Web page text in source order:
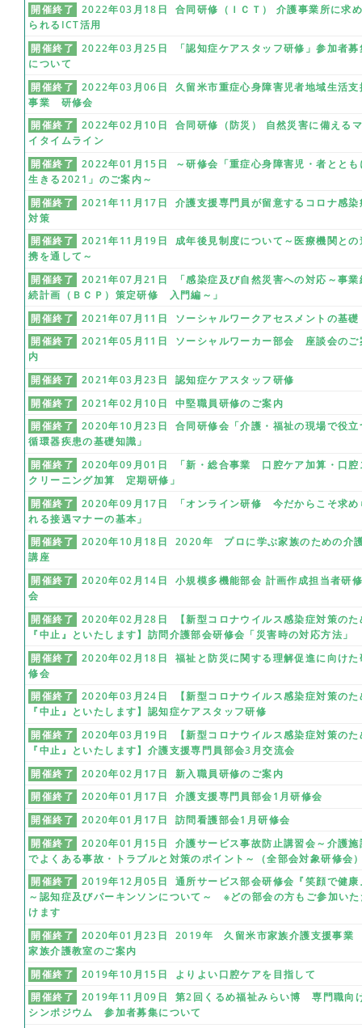
開催終了
2022年03月18日 合同研修（ＩＣＴ） 介護事業所に求
られるICT活用
開催終了
2022年03月25日 「認知症ケアスタッフ研修」参加者募
について
開催終了
2022年03月06日 久留米市重症心身障害児者地域生活支
事業 研修会
開催終了
2022年02月10日 合同研修（防災） 自然災害に備える
イタイムライン
開催終了
2022年01月15日 ～研修会「重症心身障害児・者ととも
生きる2021」のご案内～
開催終了
2021年11月17日 介護支援専門員が留意するコロナ感染
対策
開催終了
2021年11月19日 成年後見制度について～医療機関との
携を通して～
開催終了
2021年07月21日 「感染症及び自然災害への対応～事業
続計画（ＢＣＰ）策定研修 入門編～」
開催終了
2021年07月11日 ソーシャルワークアセスメントの基礎
開催終了
2021年05月11日 ソーシャルワーカー部会 座談会のご
内
開催終了
2021年03月23日 認知症ケアスタッフ研修
開催終了
2021年02月10日 中堅職員研修のご案内
開催終了
2020年10月23日 合同研修会「介護・福祉の現場で役立
循環器疾患の基礎知識」
開催終了
2020年09月01日 「新・総合事業 口腔ケア加算・口腔
クリーニング加算 定期研修」
開催終了
2020年09月17日 「オンライン研修 今だからこそ求め
れる接遇マナーの基本」
開催終了
2020年10月18日 2020年 プロに学ぶ家族のための介
講座
開催終了
2020年02月14日 小規模多機能部会 計画作成担当者研
会
開催終了
2020年02月28日 【新型コロナウイルス感染症対策のた
『中止』といたします】訪問介護部会研修会「災害時の対応方法」
開催終了
2020年02月18日 福祉と防災に関する理解促進に向けた
修会
開催終了
2020年03月24日 【新型コロナウイルス感染症対策のた
『中止』といたします】認知症ケアスタッフ研修
開催終了
2020年03月19日 【新型コロナウイルス感染症対策のた
『中止』といたします】介護支援専門員部会3月交流会
開催終了
2020年02月17日 新入職員研修のご案内
開催終了
2020年01月17日 介護支援専門員部会1月研修会
開催終了
2020年01月17日 訪問看護部会1月研修会
開催終了
2020年01月15日 介護サービス事故防止講習会～介護施
でよくある事故・トラブルと対策のポイント～（全部会対象研修会
開催終了
2019年12月05日 通所サービス部会研修会『笑顔で健康
～認知症及びパーキンソンについて～ ※どの部会の方もご参加い
けます
開催終了
2020年01月23日 2019年 久留米市家族介護支援事
家族介護教室のご案内
開催終了
2019年10月15日 よりよい口腔ケアを目指して
開催終了
2019年11月09日 第2回くるめ福祉みらい博 専門職向
シンポジウム 参加者募集について